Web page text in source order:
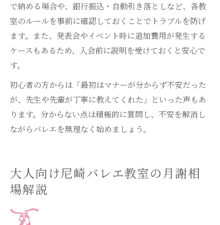
で納める場合や、銀行振込・自動引き落としなど、各教
室のルールを事前に確認しておくことでトラブルを防げ
ます。また、発表会やイベント時に追加費用が発生する
ケースもあるため、入会前に説明を受けておくと安心で
す。
初心者の方からは「最初はマナーが分からず不安だった
が、先生や先輩が丁寧に教えてくれた」といった声もあ
ります。分からない点は積極的に質問し、不安を解消し
ながらバレエを無理なく始めましょう。
大人向け尼崎バレエ教室の月謝相
場解説